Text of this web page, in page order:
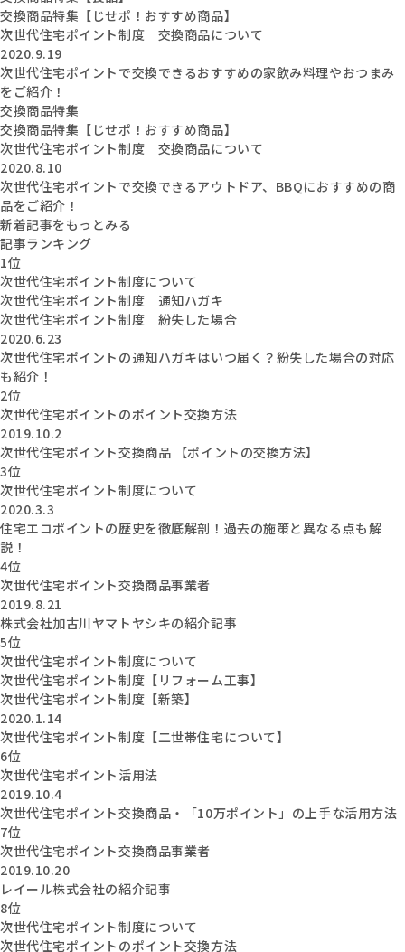
交換商品特集【じせポ！おすすめ商品】
次世代住宅ポイント制度 交換商品について
2020.9.19
次世代住宅ポイントで交換できるおすすめの家飲み料理やおつまみ
をご紹介！
交換商品特集
交換商品特集【じせポ！おすすめ商品】
次世代住宅ポイント制度 交換商品について
2020.8.10
次世代住宅ポイントで交換できるアウトドア、BBQにおすすめの商
品をご紹介！
新着記事をもっとみる
記事ランキング
1位
次世代住宅ポイント制度について
次世代住宅ポイント制度 通知ハガキ
次世代住宅ポイント制度 紛失した場合
2020.6.23
次世代住宅ポイントの通知ハガキはいつ届く？紛失した場合の対応
も紹介！
2位
次世代住宅ポイントのポイント交換方法
2019.10.2
次世代住宅ポイント交換商品 【ポイントの交換方法】
3位
次世代住宅ポイント制度について
2020.3.3
住宅エコポイントの歴史を徹底解剖！過去の施策と異なる点も解
説！
4位
次世代住宅ポイント交換商品事業者
2019.8.21
株式会社加古川ヤマトヤシキの紹介記事
5位
次世代住宅ポイント制度について
次世代住宅ポイント制度【リフォーム工事】
次世代住宅ポイント制度【新築】
2020.1.14
次世代住宅ポイント制度【二世帯住宅について】
6位
次世代住宅ポイント活用法
2019.10.4
次世代住宅ポイント交換商品・「10万ポイント」の上手な活用方法
7位
次世代住宅ポイント交換商品事業者
2019.10.20
レイール株式会社の紹介記事
8位
次世代住宅ポイント制度について
次世代住宅ポイントのポイント交換方法